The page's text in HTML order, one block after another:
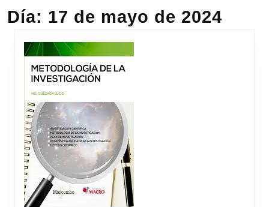
apertura
Día: 17 de mayo de 2024